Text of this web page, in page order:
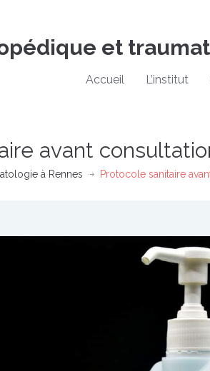
et
Accueil L’institut
avant
à Rennes Protocole sanitaire